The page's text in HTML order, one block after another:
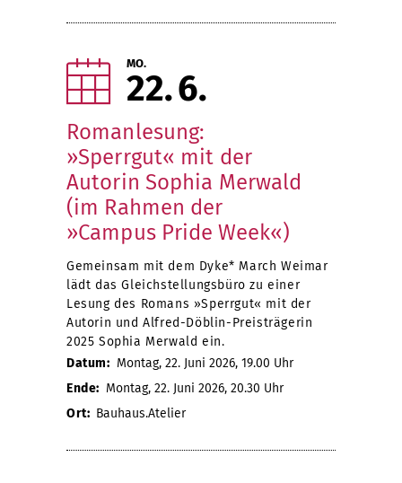
MO.
22 6
Romanlesung:
»Sperrgut« mit der
Autorin Sophia Merwald
(im Rahmen der
»Campus Pride Week«)
Gemeinsam mit dem Dyke* March Weimar
lädt das Gleichstellungsbüro zu einer
Lesung des Romans »Sperrgut« mit der
Autorin und Alfred-Döblin-Preisträgerin
2025 Sophia Merwald ein.
Datum: Montag, 22. Juni 2026, 19.00 Uhr
Ende: Montag, 22. Juni 2026, 20.30 Uhr
Ort: Bauhaus.Atelier